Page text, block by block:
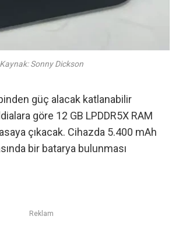
Kaynak: Sonny Dickson
güç alacak katlanabilir
göre 12 GB LPDDR5X RAM
çıkacak. Cihazda 5.400 mAh
bir batarya bulunması
Reklam